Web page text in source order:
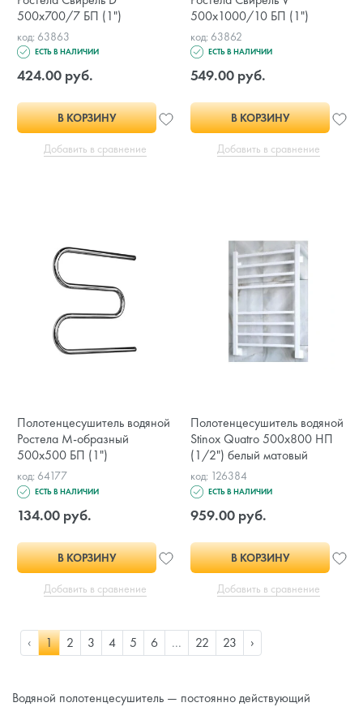
500х700/7 БП (1")
код: 63863
ЕСТЬ В НАЛИЧИИ
424.00 руб.
В КОРЗИНУ
Добавить в сравнение
500х1000/10 БП (1")
код: 63862
ЕСТЬ В НАЛИЧИИ
549.00 руб.
В КОРЗИНУ
Добавить в сравнение
Полотенцесушитель водяной
Ростела М-образный
500x500 БП (1")
код: 64177
ЕСТЬ В НАЛИЧИИ
134.00 руб.
В КОРЗИНУ
Добавить в сравнение
Полотенцесушитель водяной
Stinox Quatro 500x800 НП
(1/2") белый матовый
код: 126384
ЕСТЬ В НАЛИЧИИ
959.00 руб.
В КОРЗИНУ
Добавить в сравнение
‹ 1 2 3 4 5 6 ... 22 23 ›
Водяной полотенцесушитель — постоянно действующий